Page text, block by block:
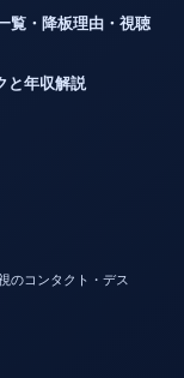
覧・降板理由・視聴
と年収解説
のコンタクト・デス